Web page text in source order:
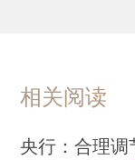
相关阅读
央行：合理调